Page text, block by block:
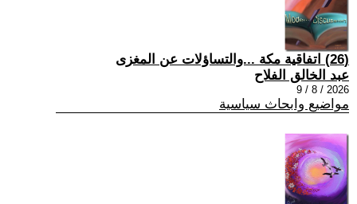
(26) اتفاقية مكة ...والتساؤلات عن المغزى
عبد الخالق الفلاح
2026 / 8 / 9
مواضيع وابحاث سياسية